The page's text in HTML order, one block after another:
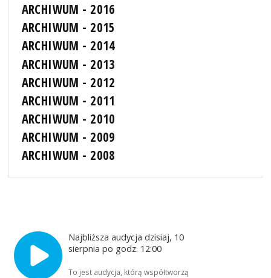
ARCHIWUM - 2016
ARCHIWUM - 2015
ARCHIWUM - 2014
ARCHIWUM - 2013
ARCHIWUM - 2012
ARCHIWUM - 2011
ARCHIWUM - 2010
ARCHIWUM - 2009
ARCHIWUM - 2008
Najbliższa audycja dzisiaj, 10
sierpnia po godz. 12:00
To jest audycja, którą współtworzą